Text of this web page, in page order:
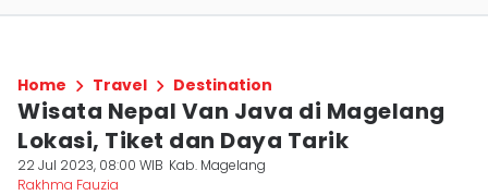
Home Travel Destination
Wisata Nepal Van Java di Magelang
Lokasi, Tiket dan Daya Tarik
22 Jul 2023, 08:00 WIB Kab. Magelang
Rakhma Fauzia